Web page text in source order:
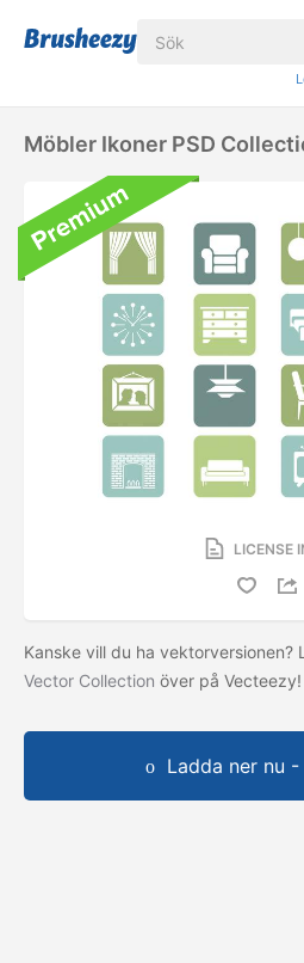
Möbler Ikoner PSD
LICENSE
Kanske vill du ha vektorversionen?
Vector Collection över på Vecteezy!
Ladda ner nu